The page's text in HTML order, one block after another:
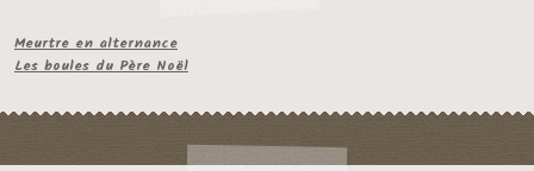
Meurtre en alternance
Les boules du Père Noël